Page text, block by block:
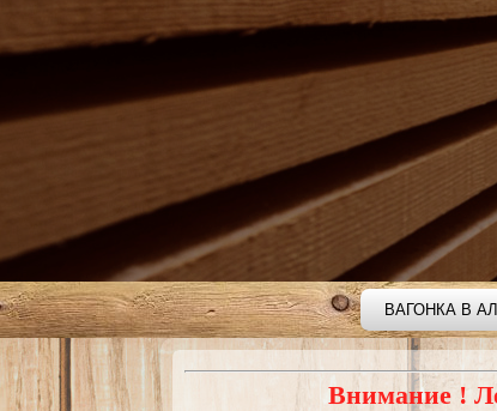
ВАГОНКА В
Внимание ! Летняя АКЦИЯ !*